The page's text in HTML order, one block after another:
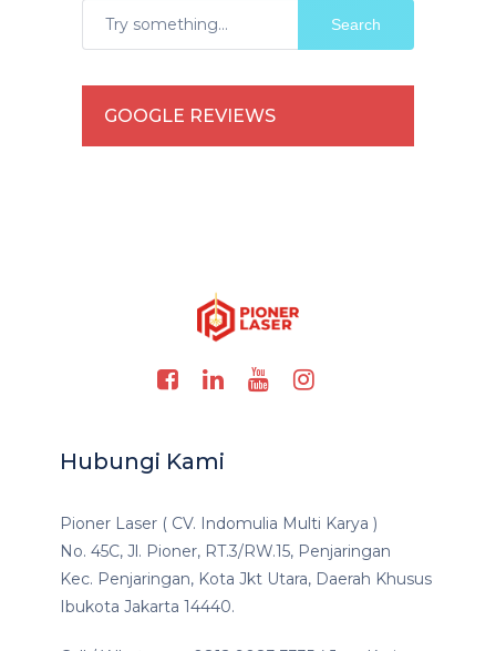
Search
GOOGLE REVIEWS
Hubungi Kami
Pioner Laser ( CV. Indomulia Multi Karya )
No. 45C, Jl. Pioner, RT.3/RW.15, Penjaringan
Kec. Penjaringan, Kota Jkt Utara, Daerah Khusus
Ibukota Jakarta 14440.